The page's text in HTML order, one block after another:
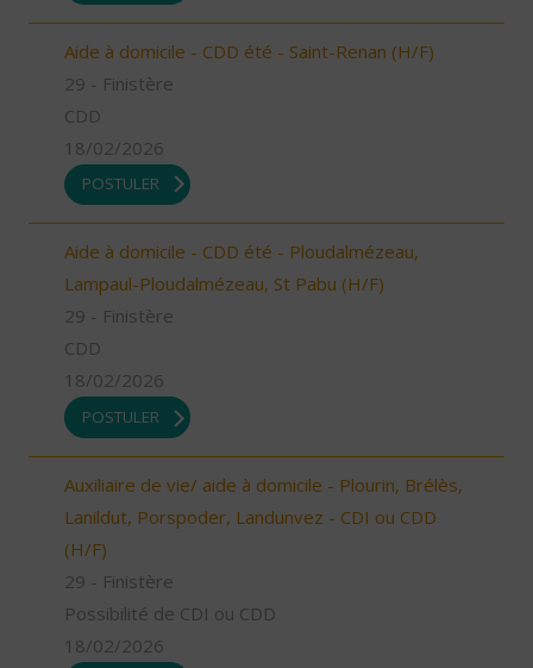
Aide à domicile - CDD été - Saint-Renan (H/F)
29 - Finistère
CDD
18/02/2026
POSTULER
Aide à domicile - CDD été - Ploudalmézeau,
Lampaul-Ploudalmézeau, St Pabu (H/F)
29 - Finistère
CDD
18/02/2026
POSTULER
Auxiliaire de vie/ aide à domicile - Plourin, Brélès,
Lanildut, Porspoder, Landunvez - CDI ou CDD
(H/F)
29 - Finistère
Possibilité de CDI ou CDD
18/02/2026